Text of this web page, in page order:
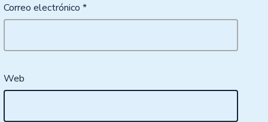
Correo electrónico *
Web